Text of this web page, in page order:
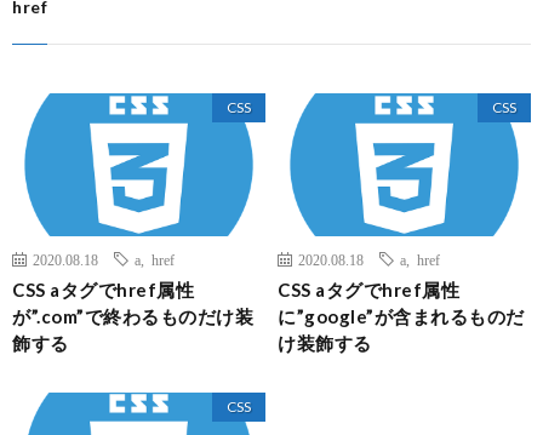
href
CSS
2020.08.18 a href
CSS aタグでhref属性
が”.com”で終わるものだけ装
飾する
CSS
2020.08.18 a href
CSS aタグでhref属性
に”google”が含まれるものだ
け装飾する
CSS